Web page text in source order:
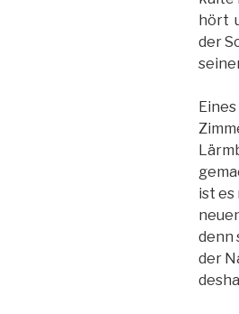
hört
der
ist es
denn
der